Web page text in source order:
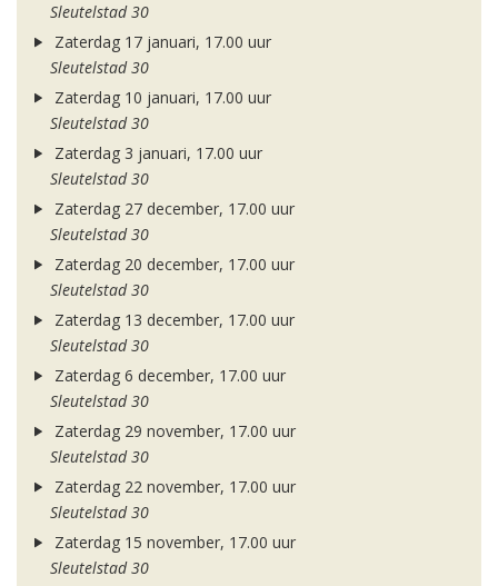
Sleutelstad 30
Zaterdag 17 januari, 17.00 uur
Sleutelstad 30
Zaterdag 10 januari, 17.00 uur
Sleutelstad 30
Zaterdag 3 januari, 17.00 uur
Sleutelstad 30
Zaterdag 27 december, 17.00 uur
Sleutelstad 30
Zaterdag 20 december, 17.00 uur
Sleutelstad 30
Zaterdag 13 december, 17.00 uur
Sleutelstad 30
Zaterdag 6 december, 17.00 uur
Sleutelstad 30
Zaterdag 29 november, 17.00 uur
Sleutelstad 30
Zaterdag 22 november, 17.00 uur
Sleutelstad 30
Zaterdag 15 november, 17.00 uur
Sleutelstad 30